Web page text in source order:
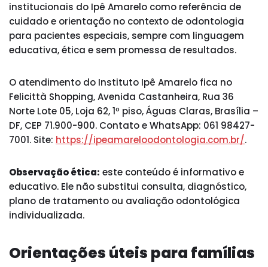
institucionais do Ipê Amarelo como referência de
cuidado e orientação no contexto de odontologia
para pacientes especiais, sempre com linguagem
educativa, ética e sem promessa de resultados.
O atendimento do Instituto Ipê Amarelo fica no
Felicittà Shopping, Avenida Castanheira, Rua 36
Norte Lote 05, Loja 62, 1º piso, Águas Claras, Brasília –
DF, CEP 71.900-900. Contato e WhatsApp: 061 98427-
7001. Site: https://ipeamareloodontologia.com.br/.
Observação ética: este conteúdo é informativo e
educativo. Ele não substitui consulta, diagnóstico,
plano de tratamento ou avaliação odontológica
individualizada.
Orientações úteis para famílias